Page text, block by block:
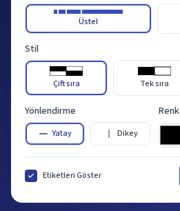
Üstel
Stil
Çift sıra Tek sıra
Yönlendirme
Yatay Dikey
Renk
Etiketleri Göster